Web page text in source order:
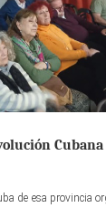
de esa provincia